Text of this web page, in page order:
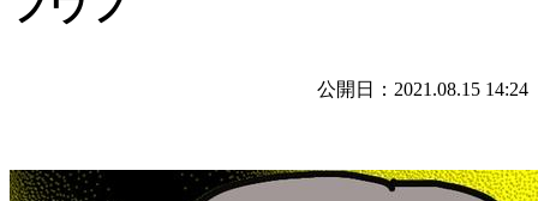
公開日：2021.08.15 14:24